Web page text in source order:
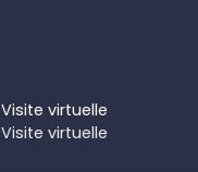
Visite virtuelle
Visite virtuelle